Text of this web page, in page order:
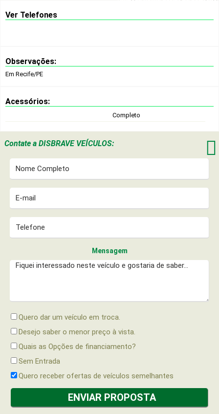
Ver Telefones
Observações:
Em Recife/PE
Acessórios:
Completo
Contate a DISBRAVE VEÍCULOS: 
Mensagem
Quero dar um veículo em troca.
Desejo saber o menor preço à vista.
Quais as Opções de financiamento?
Sem Entrada
Quero receber ofertas de veículos semelhantes